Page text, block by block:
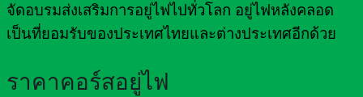
จัดอบรมส่งเสริมการอยู่ไฟไปทั่วโลก อยู่ไฟหลังคลอด
เป็นที่ยอมรับของประเทศไทยและต่างประเทศอีกด้วย
ราคาคอร์สอยู่ไฟ